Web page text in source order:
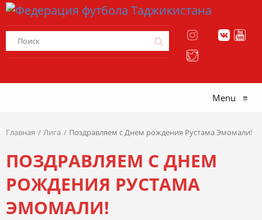
Menu ≡
Главная Лига Поздравляем с Днем рождения Рустама Эмомали!
ПОЗДРАВЛЯЕМ С ДНЕМ
РОЖДЕНИЯ РУСТАМА
ЭМОМАЛИ!